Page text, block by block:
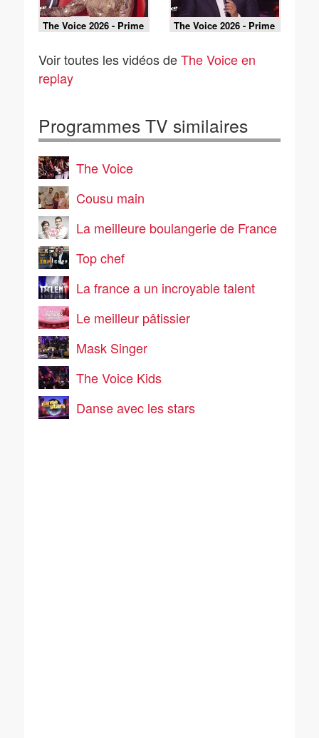
The Voice 2026 - Prime
du 30 mai 2026 - Partie
The Voice 2026 - Prime
du 23 mai 2026 - Partie
Voir toutes les vidéos deThe Voice en
replay
Programmes TV similaires
The Voice
Cousu main
La meilleure boulangerie de France
Top chef
La france a un incroyable talent
Le meilleur pâtissier
Mask Singer
The Voice Kids
Danse avec les stars